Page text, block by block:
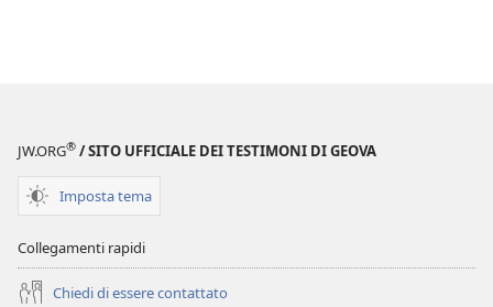
JW.ORG® / SITO UFFICIALE DEI TESTIMONI DI GEOVA
Imposta tema
Collegamenti rapidi
Chiedi di essere contattato